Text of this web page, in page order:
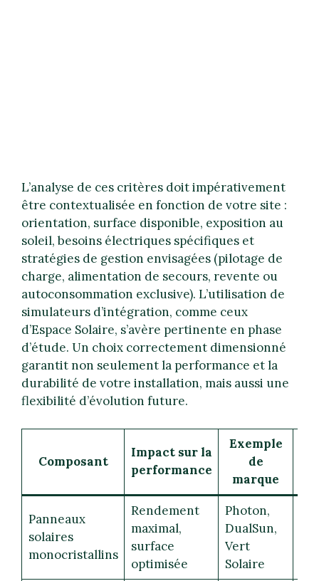
L’analyse de ces critères doit impérativement
être contextualisée en fonction de votre site :
orientation, surface disponible, exposition au
soleil, besoins électriques spécifiques et
stratégies de gestion envisagées (pilotage de
charge, alimentation de secours, revente ou
autoconsommation exclusive). L’utilisation de
simulateurs d’intégration, comme ceux
d’Espace Solaire, s’avère pertinente en phase
d’étude. Un choix correctement dimensionné
garantit non seulement la performance et la
durabilité de votre installation, mais aussi une
flexibilité d’évolution future.
Composant
Impact sur la
performance
Exemple
de
marque
Panneaux
solaires
monocristallins
Rendement
maximal,
surface
optimisée
Photon,
DualSun,
Vert
Solaire